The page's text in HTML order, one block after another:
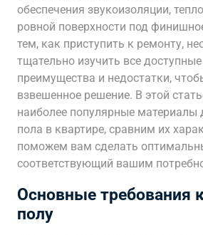
обеспечения звукоизоляции,
ровной поверхности под
тем, как приступить к ремонту,
тщательно изучить все
преимущества и недостатки,
взвешенное решение. В этой
наиболее популярные материалы
пола в квартире, сравним их
поможем вам сделать
соответствующий вашим
Основные требования
полу